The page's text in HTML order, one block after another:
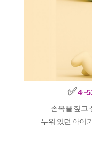
✅️
손목을 짚고
누워 있던 아이